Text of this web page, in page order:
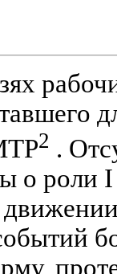
2 .
о роли